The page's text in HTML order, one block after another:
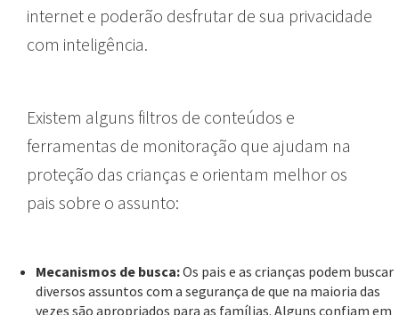
internet e poderão desfrutar de sua privacidade
com inteligência.
Existem alguns filtros de conteúdos e
ferramentas de monitoração que ajudam na
proteção das crianças e orientam melhor os
pais sobre o assunto:
Mecanismos de busca:Os pais e as crianças podem buscar
diversos assuntos com a segurança de que na maioria das
vezes são apropriados para as famílias. Alguns confiam em